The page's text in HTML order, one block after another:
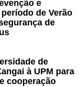
e
de Verão
de
de
à UPM para
cooperação